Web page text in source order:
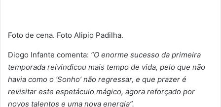
Foto de cena. Foto Alipio Padilha.
Diogo Infante comenta: “O enorme sucesso da primeira
temporada reivindicou mais tempo de vida, pelo que não
havia como o ‘Sonho’ não regressar, e que prazer é
revisitar este espetáculo mágico, agora reforçado por
novos talentos e uma nova energia”.